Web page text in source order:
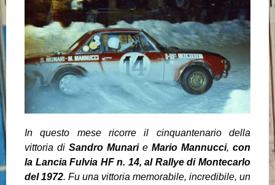
In questo mese ricorre il cinquantenario della
vittoria di Sandro Munarie Mario Mannucci, con
la Lancia Fulvia HF n. 14, al Rallye di Montecarlo
del 1972. Fu una vittoria memorabile, incredibile, un